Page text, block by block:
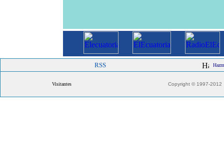
RSS
Visitantes Copyright © 1997-2012